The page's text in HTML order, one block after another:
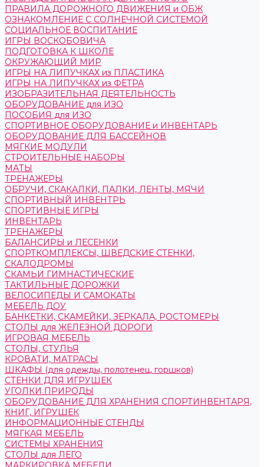
ПРАВИЛА ДОРОЖНОГО ДВИЖЕНИЯ и ОБЖ
ОЗНАКОМЛЕНИЕ С СОЛНЕЧНОЙ СИСТЕМОЙ
СОЦИАЛЬНОЕ ВОСПИТАНИЕ
ИГРЫ ВОСКОБОВИЧА
ПОДГОТОВКА К ШКОЛЕ
ОКРУЖАЮЩИЙ МИР
ИГРЫ НА ЛИПУЧКАХ из ПЛАСТИКА
ИГРЫ НА ЛИПУЧКАХ из ФЕТРА
ИЗОБРАЗИТЕЛЬНАЯ ДЕЯТЕЛЬНОСТЬ
ОБОРУДОВАНИЕ для ИЗО
ПОСОБИЯ для ИЗО
СПОРТИВНОЕ ОБОРУДОВАНИЕ и ИНВЕНТАРЬ
ОБОРУДОВАНИЕ ДЛЯ БАССЕЙНОВ
МЯГКИЕ МОДУЛИ
СТРОИТЕЛЬНЫЕ НАБОРЫ
МАТЫ
ТРЕНАЖЕРЫ
ОБРУЧИ, СКАКАЛКИ, ПАЛКИ, ЛЕНТЫ, МЯЧИ
СПОРТИВНЫЙ ИНВЕНТРЬ
СПОРТИВНЫЕ ИГРЫ
ИНВЕНТАРЬ
ТРЕНАЖЕРЫ
БАЛАНСИРЫ и ЛЕСЕНКИ
СПОРТКОМПЛЕКСЫ, ШВЕДСКИЕ СТЕНКИ,
СКАЛОДРОМЫ
СКАМЬИ ГИМНАСТИЧЕСКИЕ
ТАКТИЛЬНЫЕ ДОРОЖКИ
ВЕЛОСИПЕДЫ И САМОКАТЫ
МЕБЕЛЬ ДОУ
БАНКЕТКИ, СКАМЕЙКИ, ЗЕРКАЛА, РОСТОМЕРЫ
СТОЛЫ для ЖЕЛЕЗНОЙ ДОРОГИ
ИГРОВАЯ МЕБЕЛЬ
СТОЛЫ, СТУЛЬЯ
КРОВАТИ, МАТРАСЫ
ШКАФЫ (для одежды, полотенец, горшков)
СТЕНКИ ДЛЯ ИГРУШЕК
УГОЛКИ ПРИРОДЫ
ОБОРУДОВАНИЕ ДЛЯ ХРАНЕНИЯ СПОРТИНВЕНТАРЯ,
КНИГ, ИГРУШЕК
ИНФОРМАЦИОННЫЕ СТЕНДЫ
МЯГКАЯ МЕБЕЛЬ
СИСТЕМЫ ХРАНЕНИЯ
СТОЛЫ для ЛЕГО